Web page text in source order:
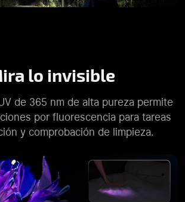
lo invisible
de 365 nm de alta pureza permite
por fluorescencia para tareas
y comprobación de limpieza.